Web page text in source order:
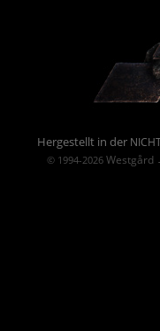
Hergestellt in der
© 1994-2026 Westgård